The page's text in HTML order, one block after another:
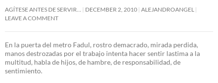
AGÍTESE ANTES DE SERVIR… DECEMBER 2, 2010 ALEJANDROANGEL
LEAVE A COMMENT
En la puerta del metro Fadul, rostro demacrado, mirada perdida,
manos destrozadas por el trabajo intenta hacer sentir lastima a la
multitud, habla de hijos, de hambre, de responsabilidad, de
sentimiento.